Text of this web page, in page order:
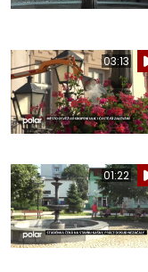
03:13
01:22